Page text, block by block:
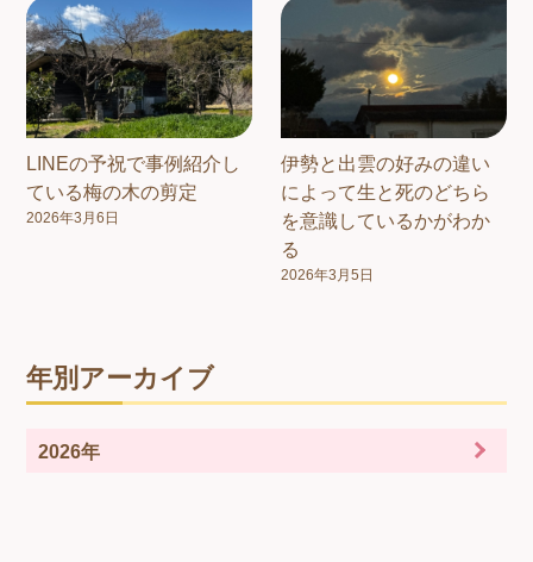
LINEの予祝で事例紹介し
ている梅の木の剪定
2026年3月6日
伊勢と出雲の好みの違い
によって生と死のどちら
を意識しているかがわか
る
2026年3月5日
年別アーカイブ
2026年